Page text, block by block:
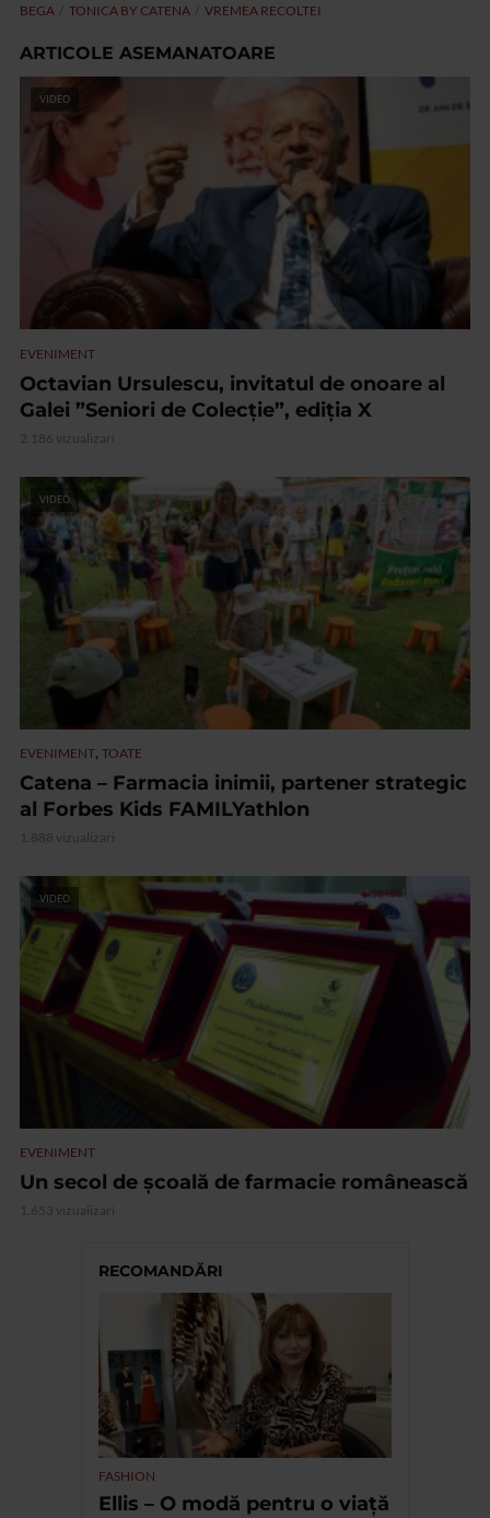
BEGA
TONICA BY CATENA VREMEA RECOLTEI
ARTICOLE ASEMANATOARE
VIDEO
EVENIMENT
Octavian Ursulescu, invitatul de onoare al
Galei ”Seniori de Colecție”, ediția X
2.186 vizualizari
VIDEO
EVENIMENT, TOATE
Catena – Farmacia inimii, partener strategic
al Forbes Kids FAMILYathlon
1.888 vizualizari
VIDEO
EVENIMENT
Un secol de școală de farmacie românească
1.653 vizualizari
RECOMANDĂRI
FASHION
Ellis – O modă pentru o viață